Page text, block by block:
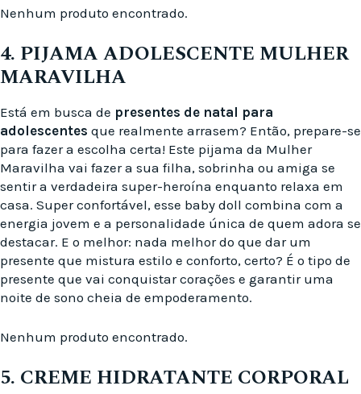
Nenhum produto encontrado.
4. PIJAMA ADOLESCENTE MULHER
MARAVILHA
Está em busca de presentes de natal para
adolescentes que realmente arrasem? Então, prepare-se
para fazer a escolha certa! Este pijama da Mulher
Maravilha vai fazer a sua filha, sobrinha ou amiga se
sentir a verdadeira super-heroína enquanto relaxa em
casa. Super confortável, esse baby doll combina com a
energia jovem e a personalidade única de quem adora se
destacar. E o melhor: nada melhor do que dar um
presente que mistura estilo e conforto, certo? É o tipo de
presente que vai conquistar corações e garantir uma
noite de sono cheia de empoderamento.
Nenhum produto encontrado.
5. CREME HIDRATANTE CORPORAL